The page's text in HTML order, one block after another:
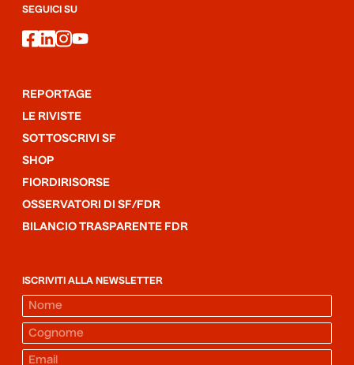
SEGUICI SU
facebook
linkedin
instagram
youtube
REPORTAGE
LE RIVISTE
SOTTOSCRIVI SF
SHOP
FIORDIRISORSE
OSSERVATORI DI SF/FDR
BILANCIO TRASPARENTE FDR
ISCRIVITI ALLA NEWSLETTER